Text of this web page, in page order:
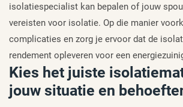
isolatiespecialist kan bepalen of jouw
vereisten voor isolatie. Op die manier
complicaties en zorg je ervoor dat de
rendement opleveren voor een
Kies het juiste
jouw situatie en